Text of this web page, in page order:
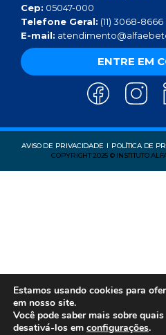
Cep: 05047-000
Telefone Geral: (11) 3068-8666
E-mail:
ENTRE EM
AVISO DE PRIVACIDADE POLÍTICA DE
COPYRIGHT 2025 © INSTITUTO
Estamos usando cookies para
em nosso site.
Você pode saber mais sobre
desativá-los em configurações.